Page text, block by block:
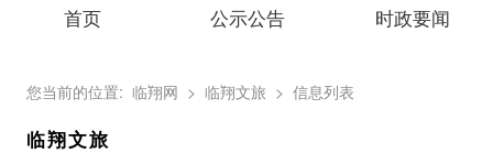
首页 公示公告 时政要闻
您当前的位置: 临翔网 > 临翔文旅 > 信息列表
临翔文旅